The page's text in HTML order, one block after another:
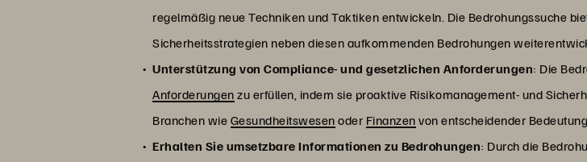
regelmäßig neue Techniken und Taktiken entwickeln. Die Bedrohungssuche
Sicherheitsstrategien neben diesen aufkommenden Bedrohungen
Unterstützung von Compliance- und gesetzlichen Anforderungen: Die
Anforderungen zu erfüllen, indem sie proaktive Risikomanagement- und
Branchen wie Gesundheitswesen oder Finanzen von entscheidender
Erhalten Sie umsetzbare Informationen zu Bedrohungen: Durch die